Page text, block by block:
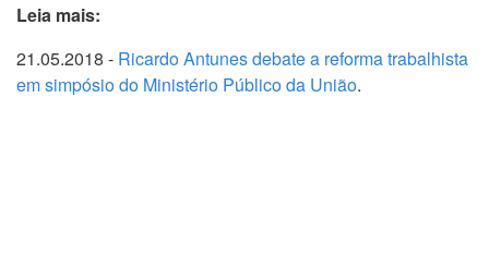
Leia mais:
21.05.2018 - Ricardo Antunes debate a reforma trabalhista
em simpósio do Ministério Público da União.